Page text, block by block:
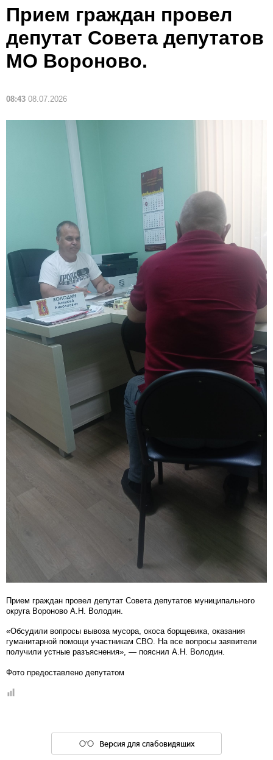
Прием граждан провел
депутат Совета депутатов
МО Вороново.
08:43 08.07.2026
Прием граждан провел депутат Совета депутатов муниципального
округа Вороново А.Н. Володин.
«Обсудили вопросы вывоза мусора, окоса борщевика, оказания
гуманитарной помощи участникам СВО. На все вопросы заявители
получили устные разъяснения», — пояснил А.Н. Володин.
Фото предоставлено депутатом
Версия для слабовидящих